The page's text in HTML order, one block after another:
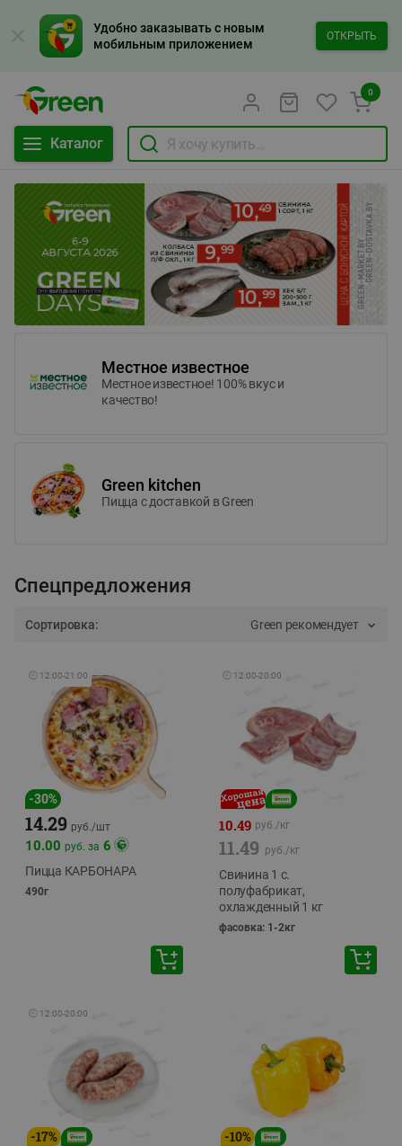
Удобно заказывать с новым
мобильным приложением
ОТКРЫТЬ
Каталог
0
Местное известное
Местное известное! 100% вкус и
качество!
Green kitchen
Пицца c доставкой в Green
Спецпредложения
Сортировка: Green рекомендует
🕘 12:00-21:00
-30%
14.29 руб./шт
10.00 руб. за 6
Пицца КАРБОНАРА
490г
🕘 12:00-20:00
10.49 руб./кг
11.49 руб./кг
Свинина 1 с.
полуфабрикат,
охлажденный 1 кг
фасовка: 1-2кг
🕘 12:00-20:00
-17% -10%